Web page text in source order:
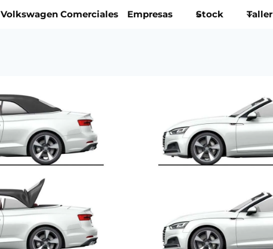
Volkswagen Comerciales Empresas Stock Taller